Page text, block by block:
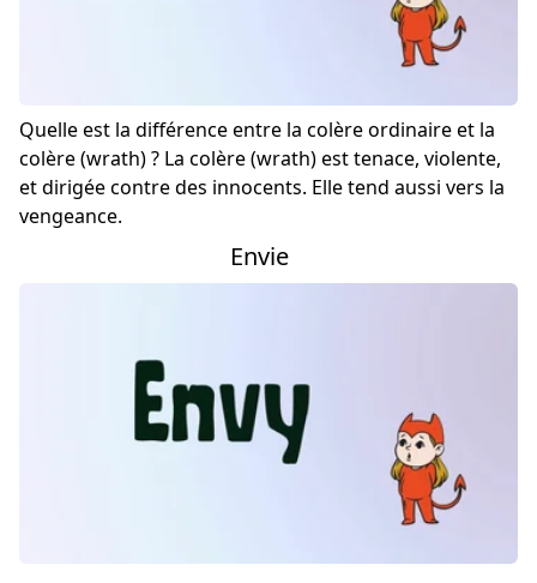
Quelle est la différence entre la colère ordinaire et la
colère (wrath) ? La colère (wrath) est tenace, violente,
et dirigée contre des innocents. Elle tend aussi vers la
vengeance.
Envie